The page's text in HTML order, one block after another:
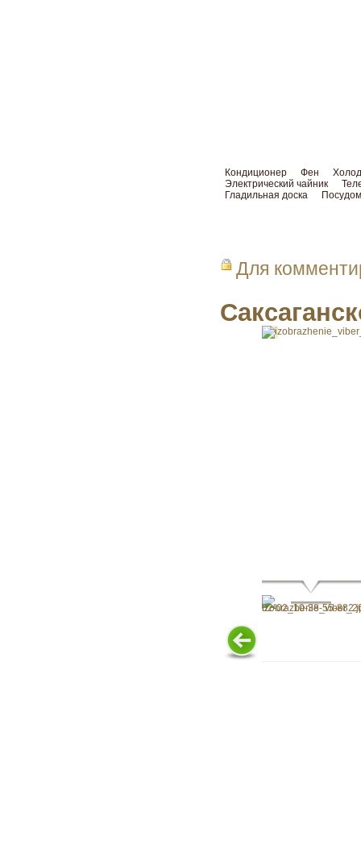
Кондиционер Фен
Электрический чайник
Гладильная доска
Для